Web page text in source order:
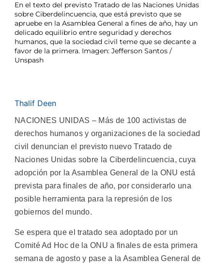
En el texto del previsto Tratado de las Naciones Unidas
sobre Ciberdelincuencia, que está previsto que se
apruebe en la Asamblea General a fines de año, hay un
delicado equilibrio entre seguridad y derechos
humanos, que la sociedad civil teme que se decante a
favor de la primera. Imagen: Jefferson Santos /
Unspash
Thalif Deen
NACIONES UNIDAS – Más de 100 activistas de
derechos humanos y organizaciones de la sociedad
civil denuncian el previsto nuevo Tratado de
Naciones Unidas sobre la Ciberdelincuencia, cuya
adopción por la Asamblea General de la ONU está
prevista para finales de año, por considerarlo una
posible herramienta para la represión de los
gobiernos del mundo.
Se espera que el tratado sea adoptado por un
Comité Ad Hoc de la ONU a finales de esta primera
semana de agosto y pase a la Asamblea General de